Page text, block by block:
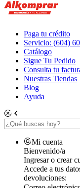
Paga tu crédito
Servicio: (604)
Catálogo
Sigue Tu Pedido
Consulta tu
Nuestras Tiendas
Blog
Ayuda
Mi cuenta
Bienvenido/a
Ingresar o crear
Accede a tus
devoluciones: